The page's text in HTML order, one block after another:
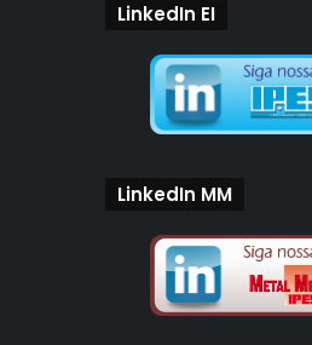
LinkedIn EI
LinkedIn MM